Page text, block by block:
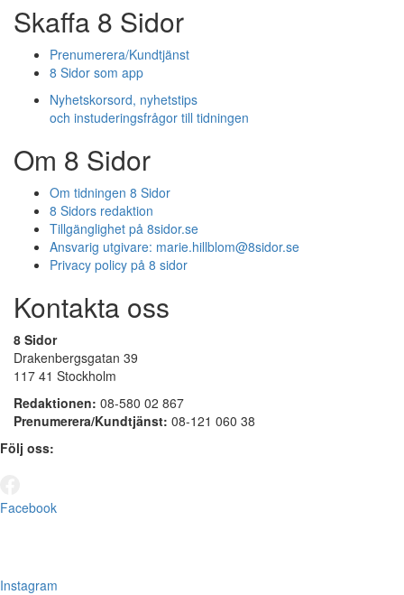
Skaffa 8 Sidor
Prenumerera/Kundtjänst
8 Sidor som app
Nyhetskorsord, nyhetstips
och instuderingsfrågor till tidningen
Om 8 Sidor
Om tidningen 8 Sidor
8 Sidors redaktion
Tillgänglighet på 8sidor.se
Ansvarig utgivare: marie.hillblom@8sidor.se
Privacy policy på 8 sidor
Kontakta oss
8 Sidor
Drakenbergsgatan 39
117 41 Stockholm
Redaktionen: 08-580 02 867
Prenumerera/Kundtjänst: 08-121 060 38
Följ oss:
Facebook
Instagram